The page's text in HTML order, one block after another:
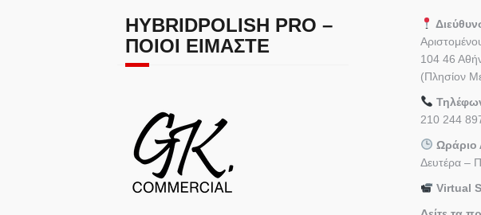
HYBRIDPOLISH PRO –
ΠΟΙΟΙ ΕΊΜΑΣΤΕ
104 46
(Πλησίον
210 244
Ωράριο
Δευτέρα –
Virtual